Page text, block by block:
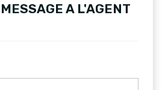
A L'AGENT